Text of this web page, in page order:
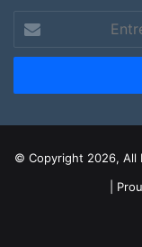
votre
adresse
© Copyright 2026, All
|